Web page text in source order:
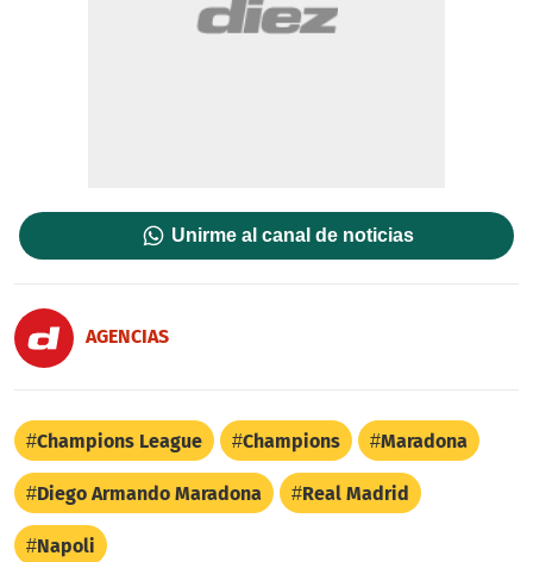
Unirme al canal de noticias
AGENCIAS
Champions League Champions Maradona
Diego Armando Maradona Real Madrid
Napoli